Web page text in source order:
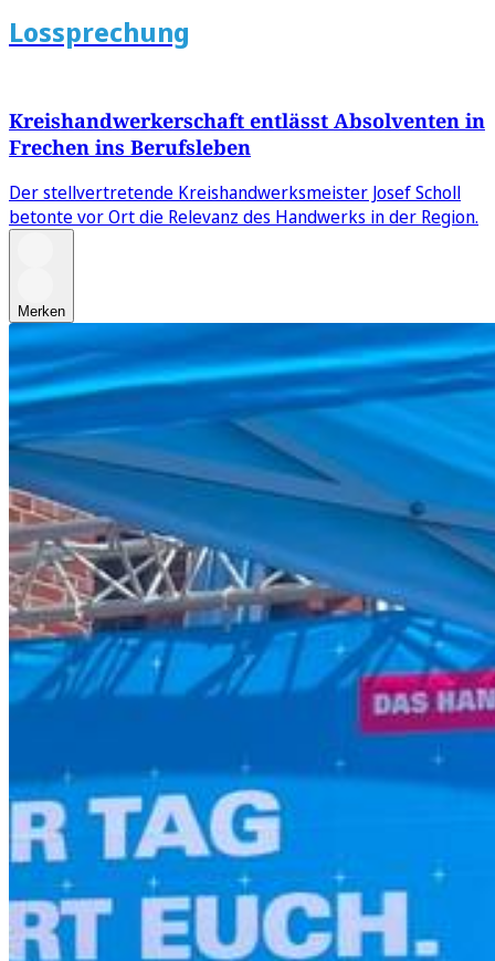
Lossprechung
Kreishandwerkerschaft entlässt Absolventen in
Frechen ins Berufsleben
Der stellvertretende Kreishandwerksmeister Josef Scholl
betonte vor Ort die Relevanz des Handwerks in der Region.
Merken